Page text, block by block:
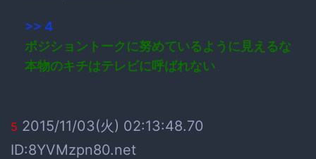
>> 4
ポジショントークに努めているように見えるな
本物のキチはテレビに呼ばれない
5 2015/11/03(火) 02:13:48.70
ID:8YVMzpn80.net